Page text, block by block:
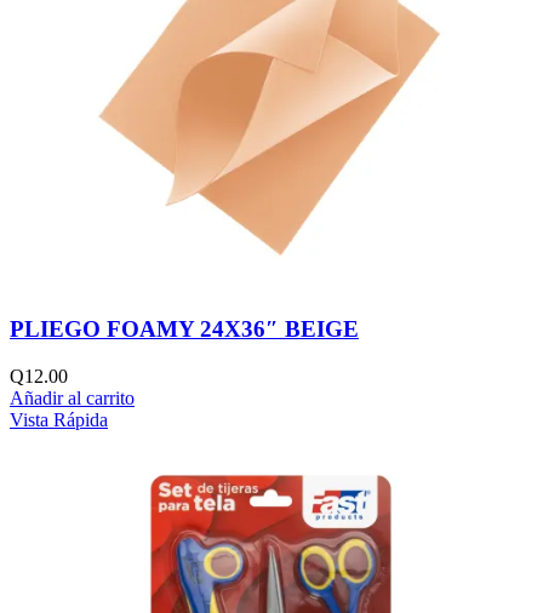
PLIEGO FOAMY 24X36″ BEIGE
Q12.00
Añadir al carrito
Vista Rápida